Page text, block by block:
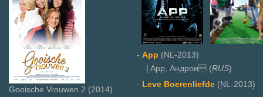
Gooische Vrouwen 2 (2014)
- App (NL-2013)
| App, Андрои (RUS)
- Leve Boerenliefde (NL-2013)